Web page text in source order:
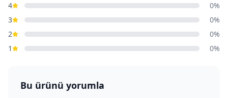
4
0%
3
0%
2
0%
1
0%
Bu ürünü yorumla